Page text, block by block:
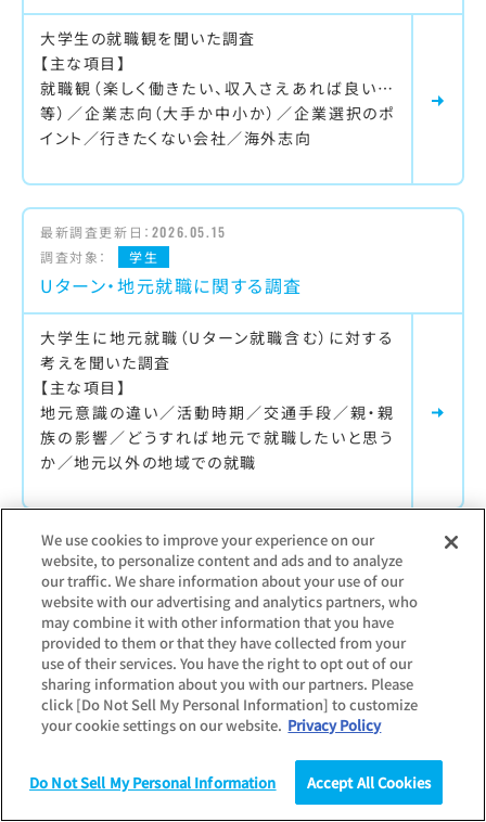
統計（データ） コラム
大学生の就職観を聞いた調査
【主な項目】
就職観（楽しく働きたい、収入さえあれば良い…
等）／企業志向（大手か中小か）／企業選択のポ
イント／行きたくない会社／海外志向
最新調査更新日： 2026.05.15
調査対象：
学生
Uターン・地元就職に関する調査
大学生に地元就職（Uターン就職含む）に対する
考えを聞いた調査
【主な項目】
地元意識の違い／活動時期／交通手段／親・親
族の影響／どうすれば地元で就職したいと思う
か／地元以外の地域での就職
最新調査更新日：2026.05.19
調査対象：
学生
大学生業界イメージ調査
大学生に業界イメージを聞いた調査
【主な項目】
インターンシップに参加したことのある業界／就
職先として検討したことのある業界／志望業界
の変化／各業界のプラスイメージ・マイナスイメ
ージ
We use cookies to improve your experience on our
website, to personalize content and ads and to analyze
our traffic. We share information about your use of our
website with our advertising and analytics partners, who
may combine it with other information that you have
provided to them or that they have collected from your
use of their services. You have the right to opt out of our
sharing information about you with our partners. Please
click [Do Not Sell My Personal Information] to customize
your cookie settings on our website. Privacy Policy
Do Not Sell My Personal Information Accept All Cookies